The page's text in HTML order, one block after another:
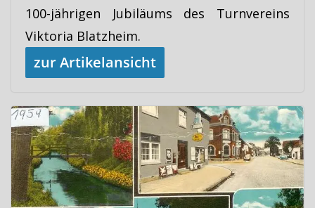
100-jährigen Jubiläums des Turnvereins
Viktoria Blatzheim.
zur Artikelansicht